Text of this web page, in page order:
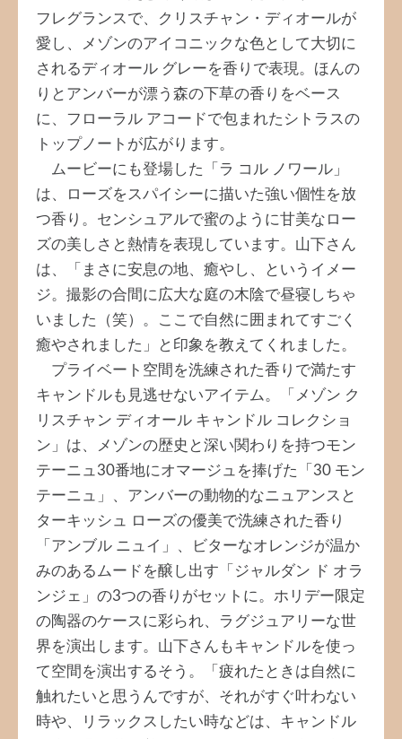
フレグランスで、クリスチャン・ディオールが
愛し、メゾンのアイコニックな色として大切に
されるディオール グレーを香りで表現。ほんの
りとアンバーが漂う森の下草の香りをベース
に、フローラル アコードで包まれたシトラスの
トップノートが広がります。
ムービーにも登場した「ラ コル ノワール」
は、ローズをスパイシーに描いた強い個性を放
つ香り。センシュアルで蜜のように甘美なロー
ズの美しさと熱情を表現しています。山下さん
は、「まさに安息の地、癒やし、というイメー
ジ。撮影の合間に広大な庭の木陰で昼寝しちゃ
いました（笑）。ここで自然に囲まれてすごく
癒やされました」と印象を教えてくれました。
プライベート空間を洗練された香りで満たす
キャンドルも見逃せないアイテム。「メゾン ク
リスチャン ディオール キャンドル コレクショ
ン」は、メゾンの歴史と深い関わりを持つモン
テーニュ30番地にオマージュを捧げた「30 モン
テーニュ」、アンバーの動物的なニュアンスと
ターキッシュ ローズの優美で洗練された香り
「アンブル ニュイ」、ビターなオレンジが温か
みのあるムードを醸し出す「ジャルダン ド オラ
ンジェ」の3つの香りがセットに。ホリデー限定
の陶器のケースに彩られ、ラグジュアリーな世
界を演出します。山下さんもキャンドルを使っ
て空間を演出するそう。「疲れたときは自然に
触れたいと思うんですが、それがすぐ叶わない
時や、リラックスしたい時などは、キャンドル